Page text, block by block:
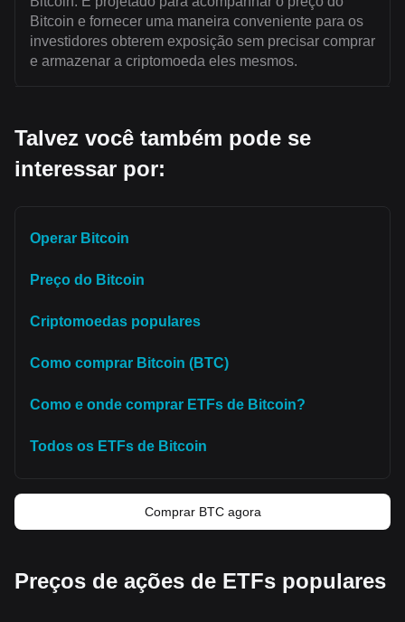
Bitcoin e fornecer uma maneira conveniente para os
investidores obterem exposição sem precisar comprar
e armazenar a criptomoeda eles mesmos.
Talvez você também pode se
interessar por:
Operar Bitcoin
Preço do Bitcoin
Criptomoedas populares
Como comprar Bitcoin (BTC)
Como e onde comprar ETFs de Bitcoin?
Todos os ETFs de Bitcoin
Comprar BTC agora
Preços de ações de ETFs populares